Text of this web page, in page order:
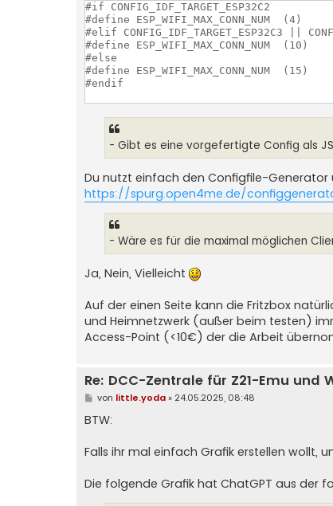
#if CONFIG_IDF_TARGET_ESP32C2
#define ESP_WIFI_MAX_CONN_NUM
#elif CONFIG_IDF_TARGET_ESP32C3 ||
#define ESP_WIFI_MAX_CONN_NUM
#else
#define ESP_WIFI_MAX_CONN_NUM
#endif
- Gibt es eine vorgefertigte Config als
Du nutzt einfach den Configfile-Generator
https://spurg.open4me.de/
- Wäre es für die maximal möglichen
Ja, Nein, Vielleicht
Auf der einen Seite kann die Fritzbox
und Heimnetzwerk (außer beim testen)
Access-Point (<10€) der die Arbeit
Re: DCC-Zentrale für Z21-Emu und
B
i
t
a
g
von little.yoda» 24.05.2025, 08:48
BTW:
Falls ihr mal einfach Grafik erstellen wollt,
Die folgende Grafik hat ChatGPT aus der